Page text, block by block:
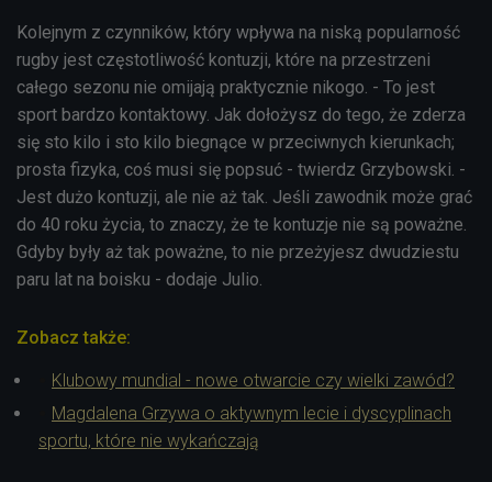
Kolejnym z czynników, który wpływa na niską popularność
rugby jest częstotliwość kontuzji, które na przestrzeni
całego sezonu nie omijają praktycznie nikogo. - To jest
sport bardzo kontaktowy. Jak dołożysz do tego, że zderza
się sto kilo i sto kilo biegnące w przeciwnych kierunkach;
prosta fizyka, coś musi się popsuć - twierdz Grzybowski. -
Jest dużo kontuzji, ale nie aż tak. Jeśli zawodnik może grać
do 40 roku życia, to znaczy, że te kontuzje nie są poważne.
Gdyby były aż tak poważne, to nie przeżyjesz dwudziestu
paru lat na boisku - dodaje Julio.
Zobacz także:
Klubowy mundial - nowe otwarcie czy wielki zawód?
Magdalena Grzywa o aktywnym lecie i dyscyplinach
sportu, które nie wykańczają